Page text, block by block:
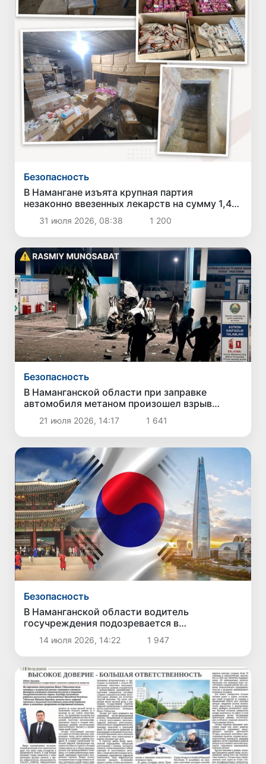
Безопасность
В Намангане изъята крупная партия
незаконно ввезенных лекарств на сумму 1,4
млрд сумов
31 июля 2026, 08:38 1 200
Безопасность
В Наманганской области при заправке
автомобиля метаном произошел взрыв
газового баллона: пострадавших нет
21 июля 2026, 14:17 1 641
Безопасность
В Наманганской области водитель
госучреждения подозревается в
мошенничестве при трудоустройстве в
Южной Корее
14 июля 2026, 14:22 1 947